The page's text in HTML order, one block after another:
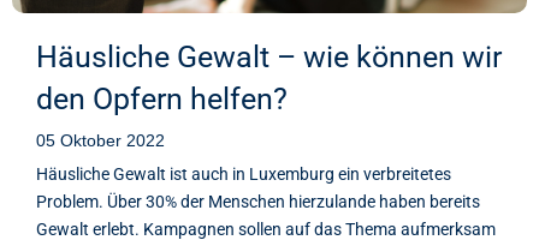
Häusliche Gewalt – wie können wir
den Opfern helfen?
05 Oktober 2022
Häusliche Gewalt ist auch in Luxemburg ein verbreitetes
Problem. Über 30% der Menschen hierzulande haben bereits
Gewalt erlebt. Kampagnen sollen auf das Thema aufmerksam